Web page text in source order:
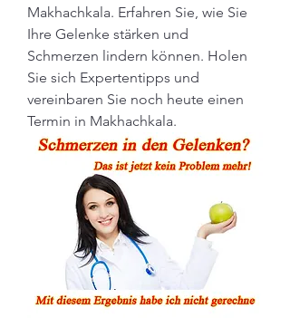
Makhachkala. Erfahren Sie, wie Sie
Ihre Gelenke stärken und
Schmerzen lindern können. Holen
Sie sich Expertentipps und
vereinbaren Sie noch heute einen
Termin in Makhachkala.